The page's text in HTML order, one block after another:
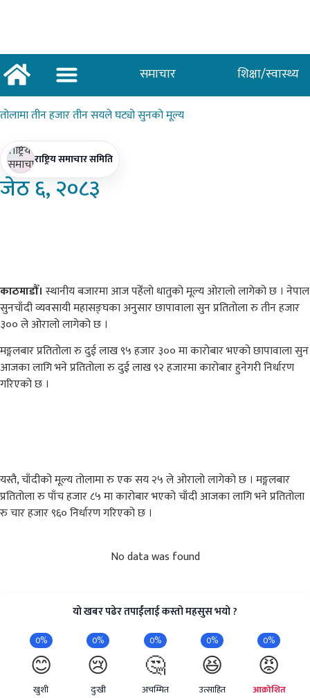
समाचार शिक्षा/स्वास्थ्य
तोलामातीन हजार तीन सयले घट्यो सुनको मूल्य
राष्ट्रिय समाचार समिति
जेठ६, २०८३
काठमाडौँ। स्थानीय बजारमा आज पहेँलो धातुको मूल्य ओरालो लागेको छ । नेपाल
सुनचाँदी व्यवसायी महासङ्घका अनुसार छापावाला सुन प्रतितोला रु तीन हजार
३०० ले ओरालो लागेको छ ।
मङ्गलबार प्रतितोला रु दुई लाख ९५ हजार ३०० मा कारोबार भएको छापावाला सुन
आजका लागि भने प्रतितोला रु दुई लाख ९२ हजारमा कारोबार हुनेगरी निर्धारण
गरिएको छ ।
यस्तै, चाँदीको मूल्य तोलामा रु एक सय २५ ले ओरालो लागेको छ । मङ्गलबार
प्रतितोला रु पाँच हजार ८५ मा कारोबार भएको चाँदी आजका लागि भने प्रतितोला
रु चार हजार ९६० निर्धारण गरिएको छ ।
No data was found
यो खबर पढेर तपाईंलाई कस्तो महसुस भयो ?
0%
😊
खुशी
0%
😢
दुःखी
0%
🤔
अचम्मित
0%
😆
उत्साहित
0%
😡
आक्रोशित